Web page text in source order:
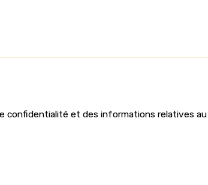
confidentialité et des informations relatives